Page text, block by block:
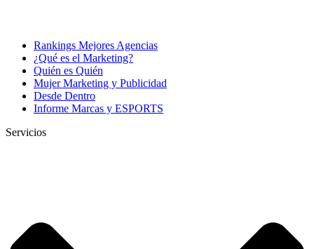
Rankings Mejores Agencias
¿Qué es el Marketing?
Quién es Quién
Mujer Marketing y Publicidad
Desde Dentro
Informe Marcas y ESPORTS
Servicios